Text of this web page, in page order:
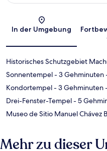
In der Umgebung
Historisches Schutzgebiet
Sonnentempel- 3 Gehminuten
Kondortempel- 3 Gehminuten
Drei-Fenster-Tempel- 5
Museo de Sitio Manuel Chávez
Mehr zu dieser